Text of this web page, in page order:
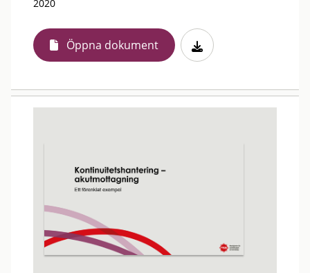
2020
Öppna dokument